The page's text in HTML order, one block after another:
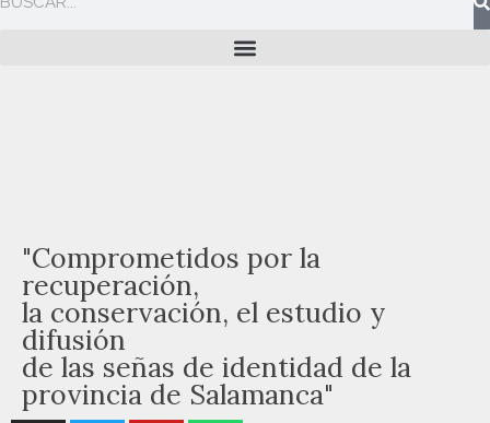
"Comprometidos por la
recuperación,
la conservación, el estudio y
difusión
de las señas de identidad de la
provincia de Salamanca"